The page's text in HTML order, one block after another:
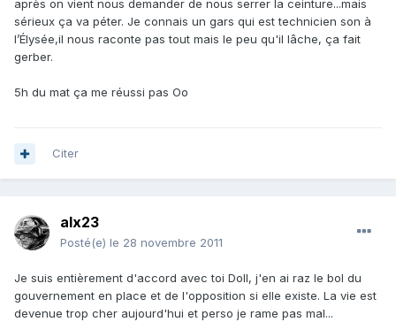
après on vient nous demander de nous serrer la ceinture...mais
sérieux ça va péter. Je connais un gars qui est technicien son à
l’Élysée,il nous raconte pas tout mais le peu qu'il lâche, ça fait
gerber.
5h du mat ça me réussi pas Oo
Citer
alx23
Posté(e) le 28 novembre 2011
Je suis entièrement d'accord avec toi Doll, j'en ai raz le bol du
gouvernement en place et de l'opposition si elle existe. La vie est
devenue trop cher aujourd'hui et perso je rame pas mal...